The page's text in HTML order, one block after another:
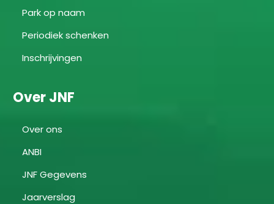
Park op naam
Periodiek schenken
Inschrijvingen
Over JNF
Over ons
ANBI
JNF Gegevens
Jaarverslag